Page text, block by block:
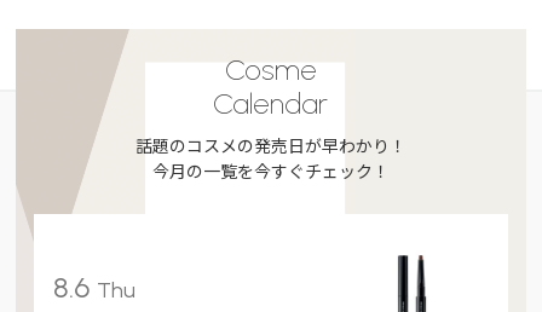
Cosme
Calendar
話題のコスメの発売日が早わかり！
今月の一覧を今すぐチェック！
8.6 Thu